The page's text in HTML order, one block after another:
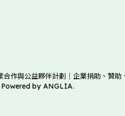
作與公益夥伴計劃｜企業捐助、贊助
Powered by ANGLIA.